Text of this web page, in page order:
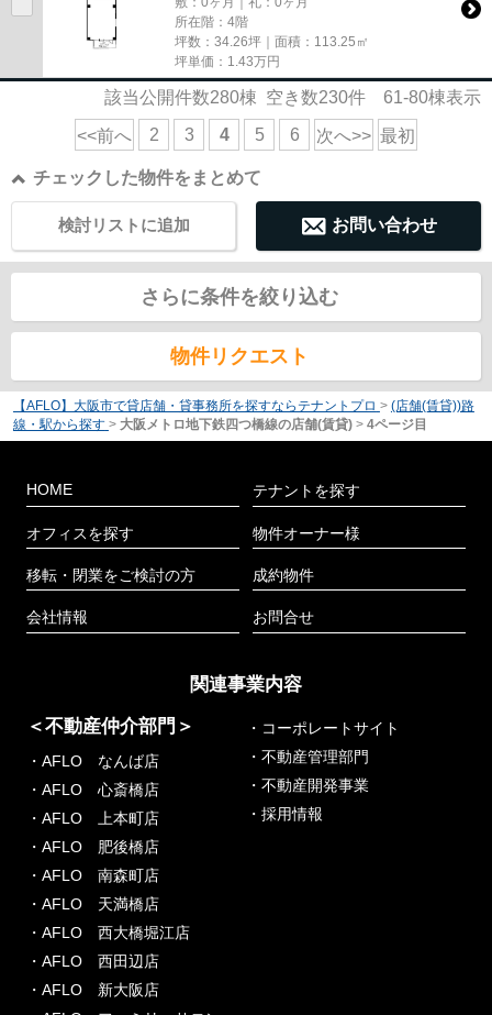
所在階：4階
坪数：34.26坪｜面積：113.25㎡
坪単価： 1.43万円
該当公開件数280棟 空き数230件 61-80棟表示
<<前へ 2 3 4 5 6 次へ>> 最初
チェックした物件をまとめて
お問い合わせ
検討リストに追加
さらに条件を絞り込む
物件リクエスト
【AFLO】大阪市で貸店舗・貸事務所を探すならテナントプロ > (店舗(賃貸))路
線・駅から探す > 大阪メトロ地下鉄四つ橋線の店舗(賃貸) > 4ページ目
HOME
オフィスを探す
移転・閉業をご検討の方
会社情報
テナントを探す
物件オーナー様
成約物件
お問合せ
関連事業内容
＜不動産仲介部門＞
・AFLO なんば店
・AFLO 心斎橋店
・AFLO 上本町店
・AFLO 肥後橋店
・AFLO 南森町店
・AFLO 天満橋店
・AFLO 西大橋堀江店
・AFLO 西田辺店
・AFLO 新大阪店
・コーポレートサイト
・不動産管理部門
・不動産開発事業
・採用情報